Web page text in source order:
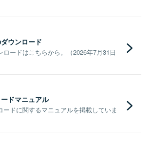
ウンロード
ロードはこちらから。（2026年7月31日
ドマニュアル
ードに関するマニュアルを掲載していま